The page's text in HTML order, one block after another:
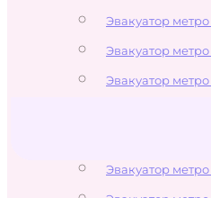
Эвакуатор
Эвакуатор
Эвакуатор
Эвакуатор